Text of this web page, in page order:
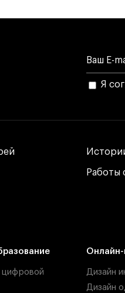
Я
Работы
Работы
цифровой
Дизайн
Дизайн